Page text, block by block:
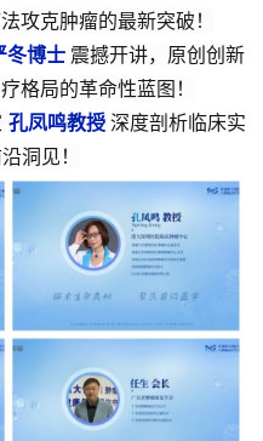
攻克肿瘤的最新突破！
冬博士 震撼开讲，原创创新
格局的革命性蓝图！
孔凤鸣教授 深度剖析临床实
洞见！